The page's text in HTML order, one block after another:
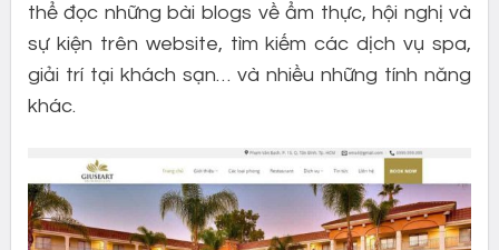
thể đọc những bài blogs về ẩm thực, hội nghị và
sự kiện trên website, tìm kiếm các dịch vụ spa,
giải trí tại khách sạn… và nhiều những tính năng
khác.